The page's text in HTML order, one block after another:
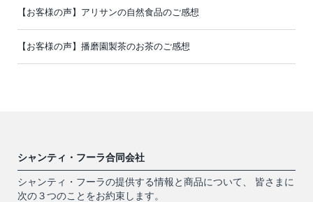
【お客様の声】アリサンの自然食品のご感想
【お客様の声】播磨園製茶のお茶のご感想
シャンティ・フーラ合同会社
シャンティ・フーラの提供する情報と商品について、 皆さまに
次の３つのことをお約束します。